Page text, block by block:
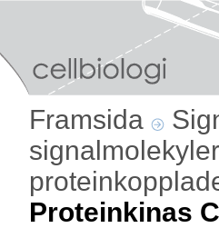
Framsida
Proteinkinas